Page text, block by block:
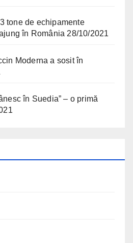
tone de echipamente
în România 28/10/2021
Moderna a sosit în
în Suedia” – o primă